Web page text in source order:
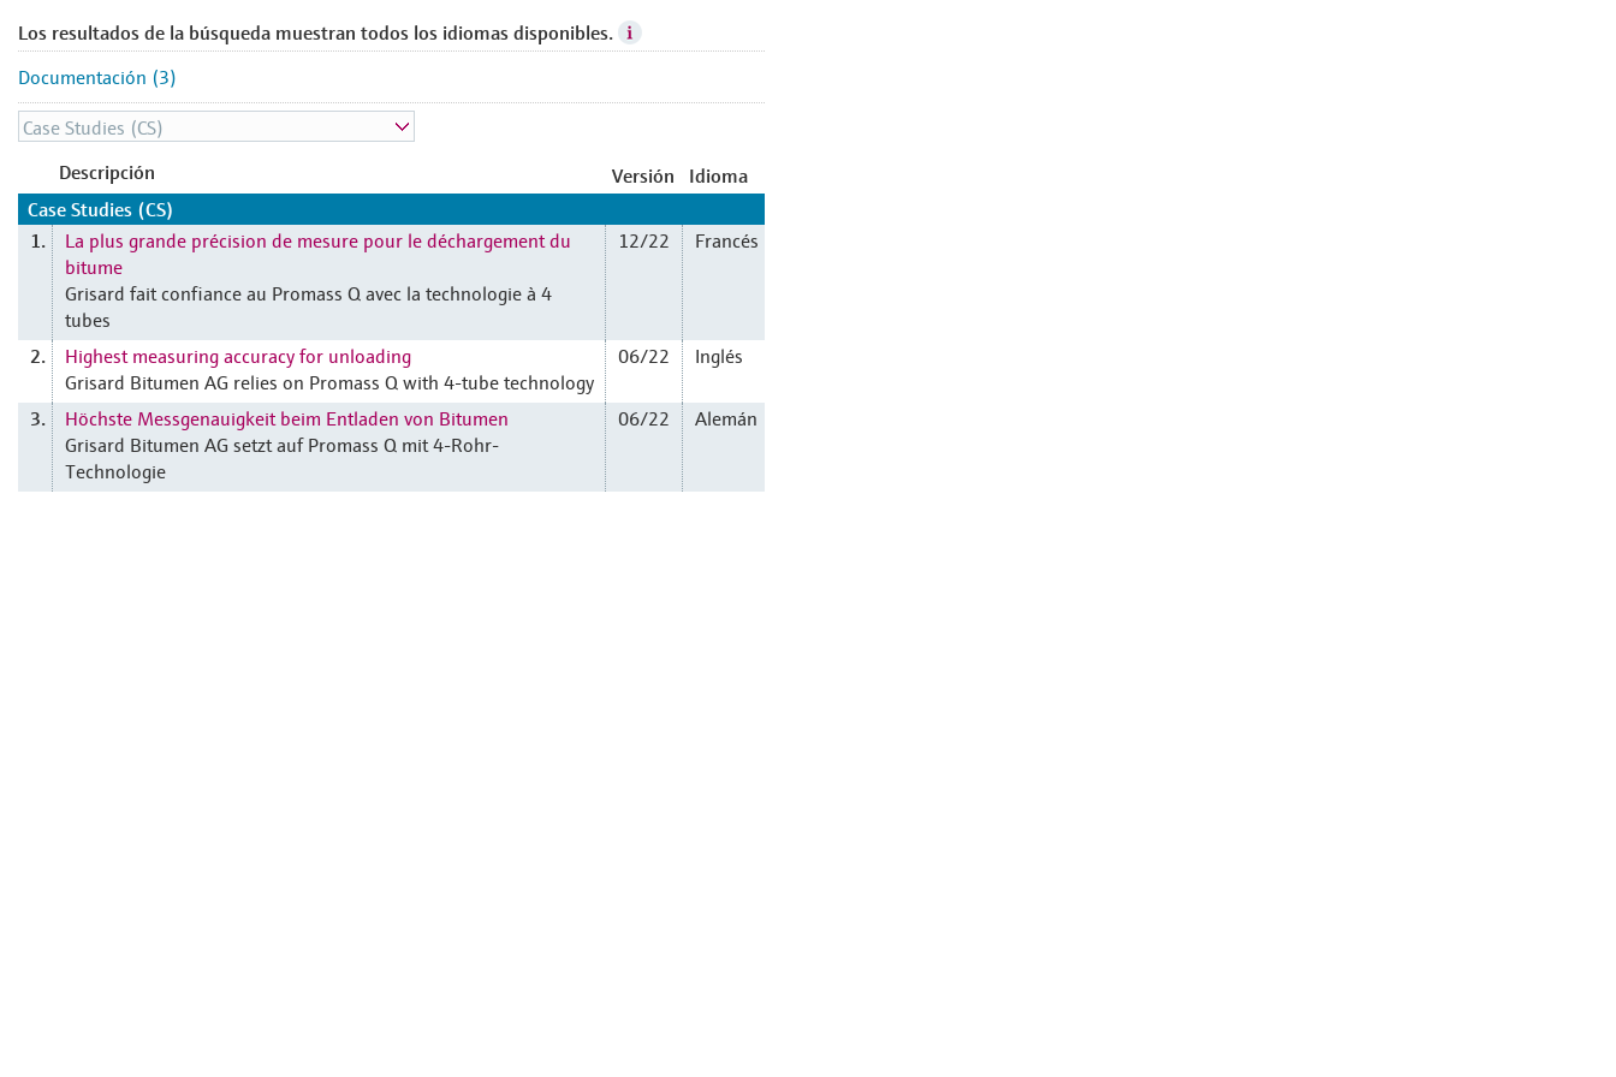
Los resultados de la búsqueda muestran todos los idiomas disponibles.
Documentación (3)
Descripción Versión
Idioma
Case Studies (CS)
1.
La plus grande précision de mesure pour le déchargement du
bitume
Grisard fait confiance au Promass Q avec la technologie à 4
tubes
12/22 Francés
2.
Highest measuring accuracy for unloading
Grisard Bitumen AG relies on Promass Q with 4-tube technology
06/22 Inglés
3.
Höchste Messgenauigkeit beim Entladen von Bitumen
Grisard Bitumen AG setzt auf Promass Q mit 4-Rohr-
Technologie
06/22 Alemán